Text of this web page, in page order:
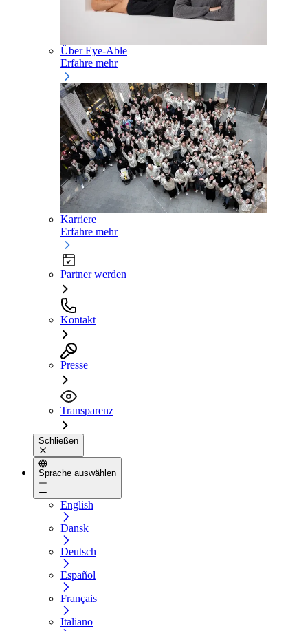
Über Eye-Able
Erfahre mehr
Karriere
Erfahre mehr
Partner werden
Kontakt
Presse
Transparenz
Schließen
Sprache auswählen
English
Dansk
Deutsch
Español
Français
Italiano